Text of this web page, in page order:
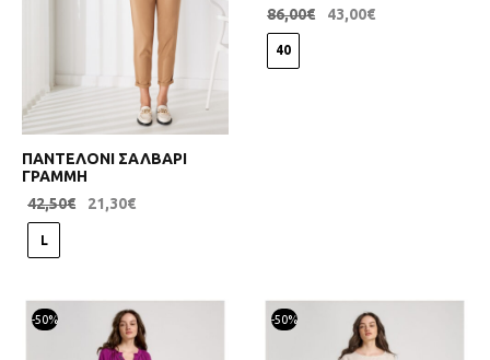
ΠΑΝΤΕΛΟΝΙ ΣΑΛΒΑΡΙ
ΓΡΑΜΜΗ
42,50€ 21,30€
L
86,00€ 43,00€
40
-50% -50%